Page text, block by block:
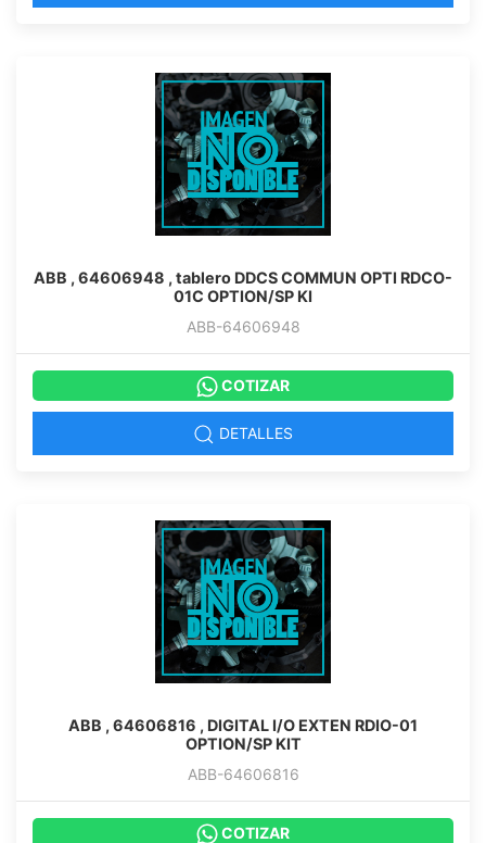
ABB , 64606948 , tablero DDCS COMMUN OPTI RDCO-
01C OPTION/SP KI
ABB-64606948
COTIZAR
DETALLES
ABB , 64606816 , DIGITAL I/O EXTEN RDIO-01
OPTION/SP KIT
ABB-64606816
COTIZAR